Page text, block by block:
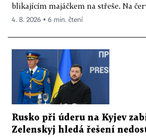
blikajícím majáčkem na střeše. Na
4. 8. 2026 ▪ 6 min. čtení
Rusko při úderu na Kyjev
Zelenskyj hledá řešení